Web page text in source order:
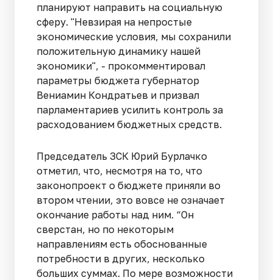
планируют направить на социальную
сферу. "Невзирая на непростые
экономические условия, мы сохранили
положительную динамику нашей
экономики", - прокомментировал
параметры бюджета губернатор
Вениамин Кондратьев и призвал
парламентариев усилить контроль за
расходованием бюджетных средств.
Председатель ЗСК Юрий Бурлачко
отметил, что, несмотря на то, что
законопроект о бюджете приняли во
втором чтении, это вовсе не означает
окончание работы над ним. “Он
сверстан, но по некоторым
направлениям есть обоснованные
потребности в других, несколько
больших суммах. По мере возможности